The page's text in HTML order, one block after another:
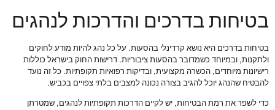
בטיחות בדרכים והדרכות לנהגים
בטיחות בדרכים היא נושא קרדינלי בהסעות. על כל נהג להיות מודע לחוקים
ולתקנות, ובמיוחד כשמדובר בהסעות ציבוריות. דרישות החוק בישראל כוללות
רישיונות מיוחדים, הכשרה מקצועית, ובדיקות רפואיות תקופתיות. כל זה נועד
להבטיח שהנהג יוכל להגיב בצורה נכונה למצבים בלתי צפויים בכביש.
כדי לשפר את רמת הבטיחות, יש לקיים הדרכות תקופתיות לנהגים, שמטרתן